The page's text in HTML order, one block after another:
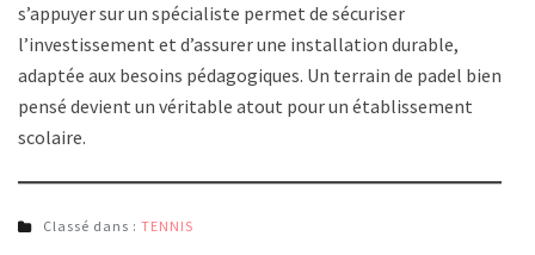
s’appuyer sur un spécialiste permet de sécuriser
l’investissement et d’assurer une installation durable,
adaptée aux besoins pédagogiques. Un terrain de padel bien
pensé devient un véritable atout pour un établissement
scolaire.
Classé dans : TENNIS